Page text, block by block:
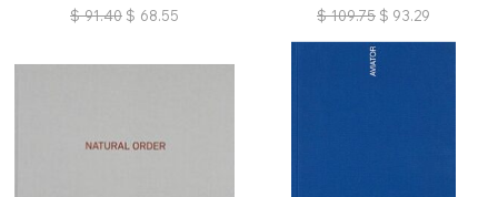
$ 91.40 $ 68.55
$ 109.75 $ 93.29